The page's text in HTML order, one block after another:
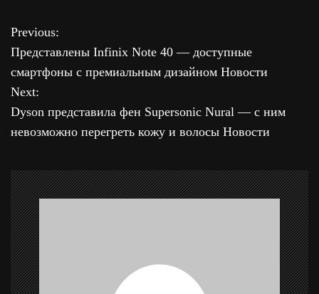
Н
а
в
и
а
ц
и
я
Previous:
Представлены Infinix Note 40 — доступные
смартфоны с премиальным дизайном Новости
Next:
Dyson представила фен Supersonic Nural — с ним
невозможно перегреть кожу и волосы Новости